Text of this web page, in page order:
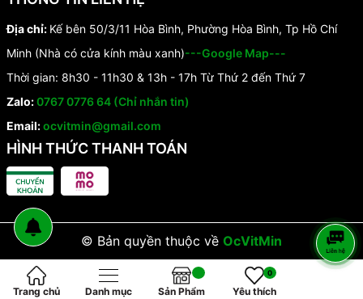
Địa chỉ: Kế bên 50/3/11 Hòa Bình, Phường Hòa Bình, Tp Hồ Chí
Minh (Nhà có cửa kính màu xanh)---Google Map---
Thời gian: 8h30 - 11h30 & 13h - 17h Từ Thứ 2 đến Thứ 7
Zalo:0767 0776 64 (Chỉ nhắn tin)
Email:ocvitmin@gmail.com
HÌNH THỨC THANH TOÁN
© Bản quyền thuộc về OcVitMin
Trang chủ Danh mục Sản Phẩm
0
Yêu thích